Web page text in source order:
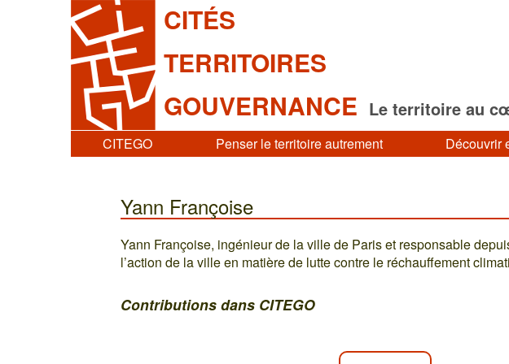
CITÉS
TERRITOIRES
GOUVERNANCE Le territoire au
CITEGO Penser le territoire autrement Découvrir
Yann Françoise
Yann Françoise, ingénieur de la ville de Paris et responsable
l’action de la ville en matière de lutte contre le réchauffement
Contributions dans CITEGO